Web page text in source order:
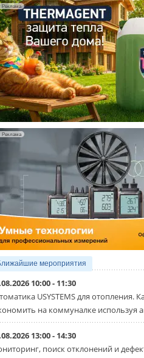
Учёные ЮУрГУ
каскадную
объединяющую
геотермальную
Природосберегающие
6 АВГУСТА 2026
Для Арктики
технологию
ветрогенераторов
Разработка учитывает
мерзлоты, обледенения
6 АВГУСТА 2026
Гибридный
с одним общим
Исследователи
конструкцию
5 АВГУСТА 2026
21-й ежегодный
«ЦОД-2026»
Мероприятие пройдет
отеле Radisson
посетит более двух
5 АВГУСТА 2026
Китайская Shenling
линейку тепловых
«воздух-вода» на
Серия ThermaX R290
включает три модели ...
Реклама
Реклама
мероприятия
10:00 - 11:30
USYSTEMS для отопления.
на коммуналке используя
13:00 - 14:30
поиск отклонений и